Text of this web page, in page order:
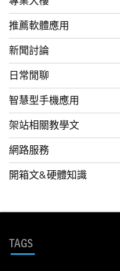
推薦軟體應用
新聞討論
日常閒聊
智慧型手機應用
架站相關教學文
網路服務
開箱文&硬體知識
TAGS